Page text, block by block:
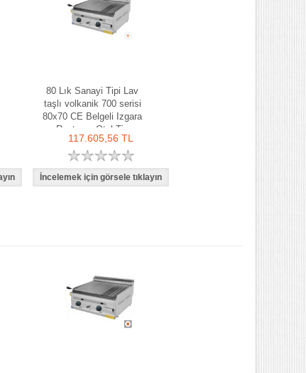
80 Lık Sanayi Tipi Lav
taşlı volkanik 700 serisi
80x70 CE Belgeli Izgara
Restoran Otel Tip
117.605,56 TL